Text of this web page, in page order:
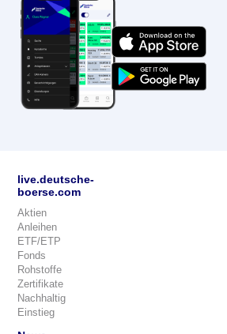
live.deutsche-
boerse.com
Aktien
Anleihen
ETF/ETP
Fonds
Rohstoffe
Zertifikate
Nachhaltig
Einstieg